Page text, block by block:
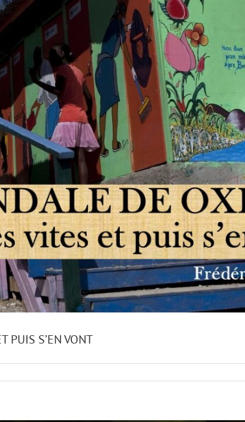
PUIS S’EN VONT